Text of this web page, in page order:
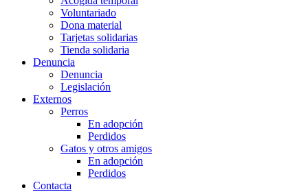
Voluntariado
Dona material
Tarjetas solidarias
Tienda solidaria
Denuncia
Denuncia
Legislación
Externos
Perros
En adopción
Perdidos
Gatos y otros amigos
En adopción
Perdidos
Contacta